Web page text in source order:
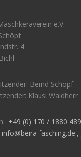
e.V.
4
Bernd Schöpf
Klausi Waldherr
+49 (0) 170 / 1880 489
info@beira-fasching.de ,